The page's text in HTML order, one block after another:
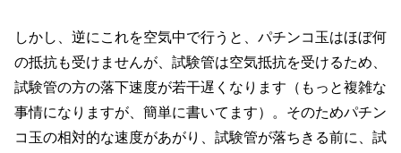
しかし、逆にこれを空気中で行うと、パチンコ玉はほぼ何
の抵抗も受けませんが、試験管は空気抵抗を受けるため、
試験管の方の落下速度が若干遅くなります（もっと複雑な
事情になりますが、簡単に書いてます）。そのためパチン
コ玉の相対的な速度があがり、試験管が落ちきる前に、試